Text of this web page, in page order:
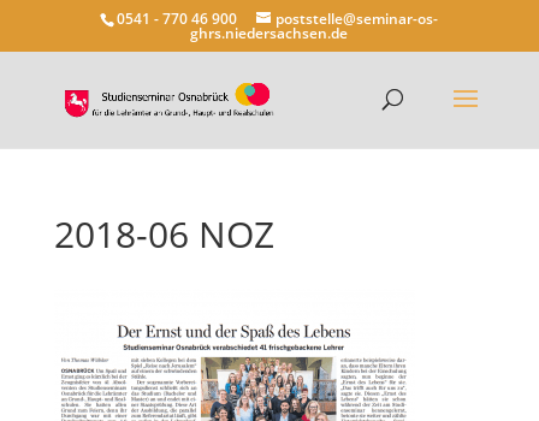
0541 - 770 46 900 poststelle@seminar-os-
ghrs.niedersachsen.de
2018-06 NOZ